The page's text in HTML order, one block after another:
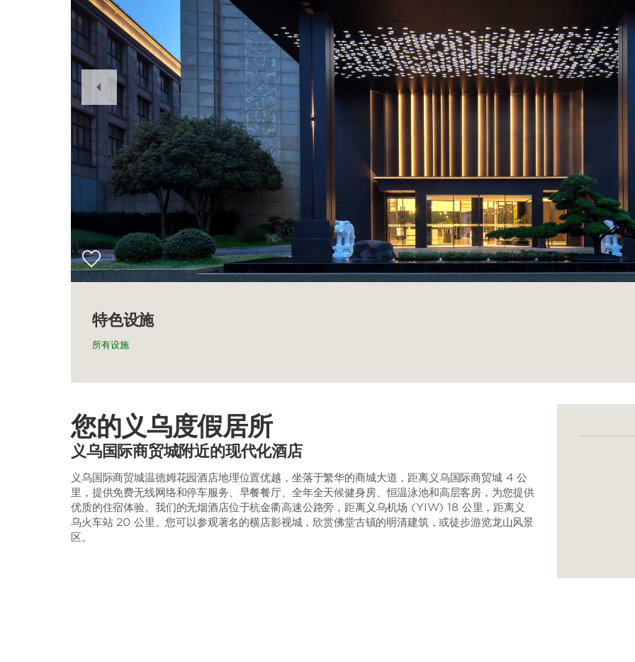
Previous
Slide
特色设施
所有设施
您的义乌度假居所
义乌国际商贸城附近的现代化酒店
义乌国际商贸城温德姆花园酒店地理位置优越，坐落于繁华的商城大道，距离义乌国际商贸城 4 公
里，提供免费无线网络和停车服务、早餐餐厅、全年全天候健身房、恒温泳池和高层客房，为您提供
优质的住宿体验。我们的无烟酒店位于杭金衢高速公路旁，距离义乌机场 (YIW) 18 公里，距离义
乌火车站 20 公里。您可以参观著名的横店影视城，欣赏佛堂古镇的明清建筑，或徒步游览龙山风景
区。